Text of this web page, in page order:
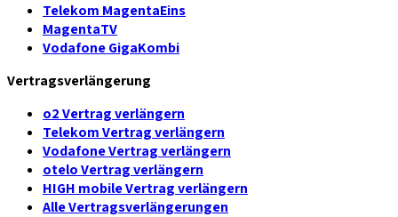
Telekom MagentaEins
MagentaTV
Vodafone GigaKombi
Vertragsverlängerung
o2 Vertrag verlängern
Telekom Vertrag verlängern
Vodafone Vertrag verlängern
otelo Vertrag verlängern
HIGH mobile Vertrag verlängern
Alle Vertragsverlängerungen